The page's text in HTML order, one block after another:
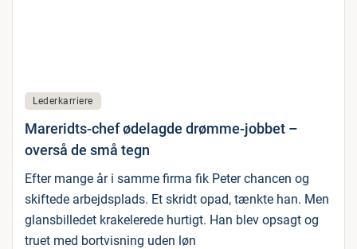
Lederkarriere
Mareridts-chef ødelagde drømme-jobbet –
overså de små tegn
Efter mange år i samme firma fik Peter chancen og
skiftede arbejdsplads. Et skridt opad, tænkte han. Men
glansbilledet krakelerede hurtigt. Han blev opsagt og
truet med bortvisning uden løn